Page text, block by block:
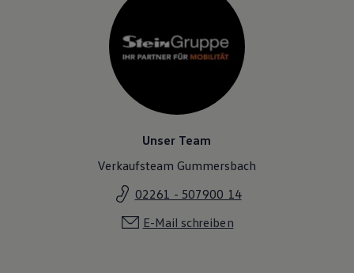
Unser Team
Verkaufsteam Gummersbach
02261 - 507900 14
E-Mail schreiben